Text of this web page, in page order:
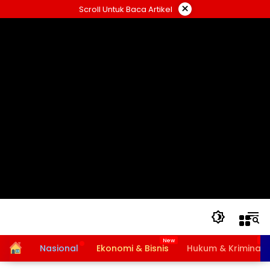
ke
Scroll Untuk Baca Artikel ×
HomeNasional Ekonomi & Bisnis Hukum & Kriminal
Bansos PKH dan BPNT